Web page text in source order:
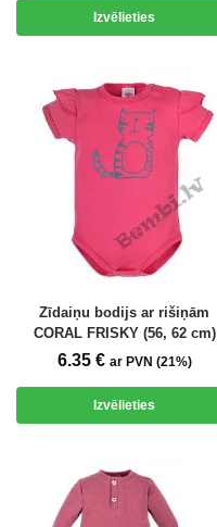
Izvēlieties
Zīdaiņu bodijs ar rišiņām
CORAL FRISKY (56, 62 cm)
6.35 € ar PVN (21%)
Izvēlieties